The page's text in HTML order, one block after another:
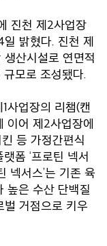
진천 제2사업장
밝혔다. 진천 제
산시설로 연면적
모로 조성됐다.
사업장의 리챔(캔
이어 제2사업장에
등 가정간편식
폼 ‘프로틴 넥서
넥서스’는 기존 육
높은 수산 단백질
거점으로 키우